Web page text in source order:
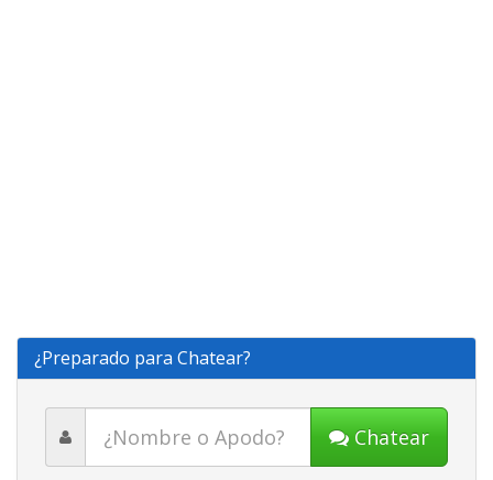
¿Preparado para Chatear?
Chatear